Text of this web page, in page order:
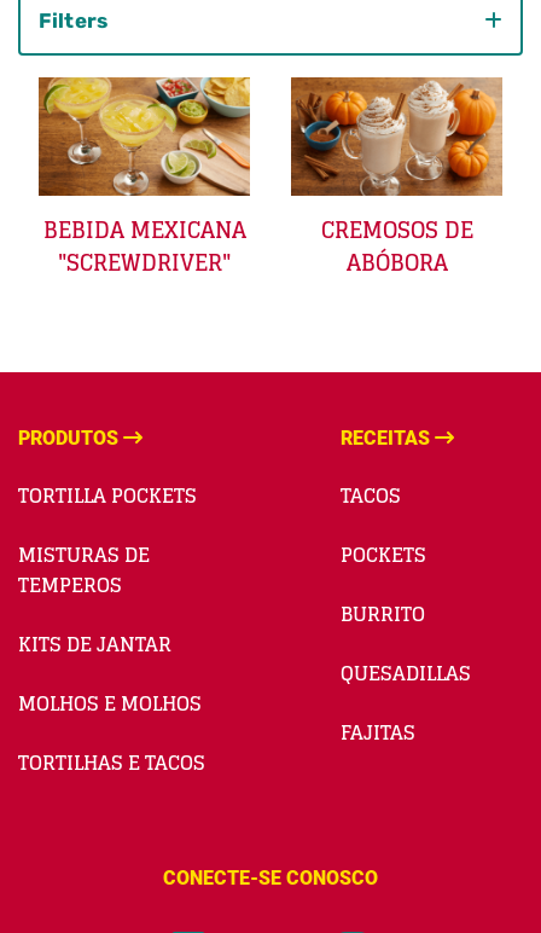
Filters
Category
BEBIDA MEXICANA
"SCREWDRIVER"
CREMOSOS DE
ABÓBORA
PRODUTOS
TORTILLA POCKETS
MISTURAS DE
TEMPEROS
KITS DE JANTAR
MOLHOS E MOLHOS
TORTILHAS E TACOS
RECEITAS
TACOS
POCKETS
BURRITO
QUESADILLAS
FAJITAS
CONECTE-SE CONOSCO